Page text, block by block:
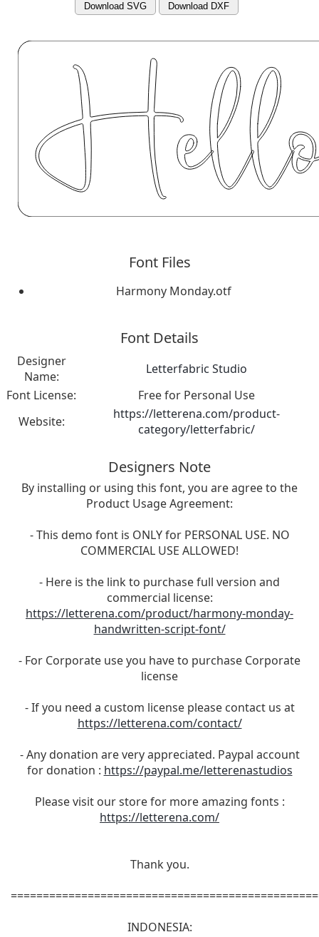
Download SVG Download DXF
Font Files
Harmony Monday.otf
Font Details
Designer
Name:
Letterfabric Studio
Font License:
Free for Personal Use
Website:
https://letterena.com/product-
category/letterfabric/
Designers Note
By installing or using this font, you are agree to the
Product Usage Agreement:
- This demo font is ONLY for PERSONAL USE. NO
COMMERCIAL USE ALLOWED!
- Here is the link to purchase full version and
commercial license:
https://letterena.com/product/harmony-monday-
handwritten-script-font/
- For Corporate use you have to purchase Corporate
license
- If you need a custom license please contact us at
https://letterena.com/contact/
- Any donation are very appreciated. Paypal account
for donation : https://paypal.me/letterenastudios
Please visit our store for more amazing fonts :
https://letterena.com/
Thank you.
INDONESIA: